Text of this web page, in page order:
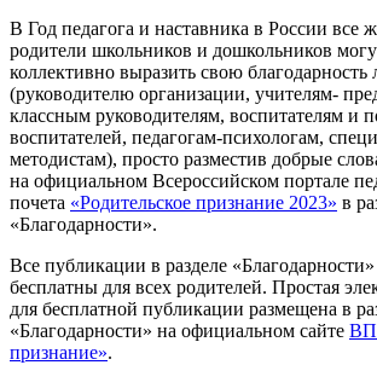
В Год педагога и наставника в России все
родители школьников и дошкольников
коллективно выразить свою
(руководителю организации, учителям-
классным руководителям, воспитателям и
воспитателей, педагогам-психологам,
методистам), просто разместив добрые
на официальном Всероссийском портале
почета «Родительское признание 2023» в
«Благодарности».
Все публикации в разделе
бесплатны для всех родителей. Простая
для бесплатной публикации размещена в
«Благодарности» на официальном сайте
признание».